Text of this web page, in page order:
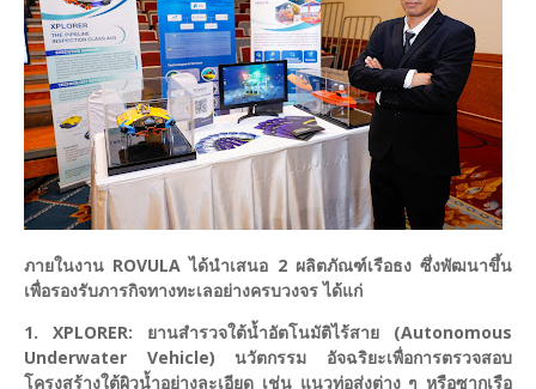
ภายในงาน ROVULA ได้นำเสนอ 2 ผลิตภัณฑ์เรือธง ซึ่งพัฒนาขึ้น
เพื่อรองรับภารกิจทางทะเลอย่างครบวงจร ได้แก่
1. XPLORER: ยานสำรวจใต้น้ำอัตโนมัติไร้สาย (Autonomous
Underwater Vehicle) นวัตกรรม อัจฉริยะเพื่อการตรวจสอบ
โครงสร้างใต้ผิวน้ำอย่างละเอียด เช่น แนวท่อส่งต่าง ๆ หรือซากเรือ